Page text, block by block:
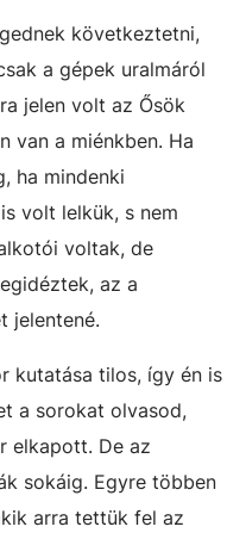
következtetni,
a gépek uralmáról
jelen volt az Ősök
van a miénkben. Ha
ha mindenki
volt lelkük, s nem
voltak, de
az a
jelentené.
kutatása tilos, így én is
a sorokat olvasod,
elkapott. De az
sokáig. Egyre többen
arra tettük fel az